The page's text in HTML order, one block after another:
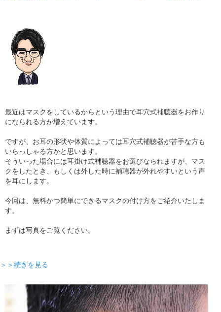
最近はマスクをしているからという理由で耳穴式補聴器をお作り
になられる方が増えています。
ですが、お耳の形状や体質によっては耳穴式補聴器が苦手な方も
いらっしゃる方かと思います。
そういった場合には耳掛け式補聴器をお選びなられますが、マス
クをしたとき、もしくは外した時に補聴器が外れやすいという声
を耳にします。
今回は、無料かつ簡単にできるマスクの付け方をご紹介いたしま
す。
まずは写真をご覧ください。
＞＞続きを見る